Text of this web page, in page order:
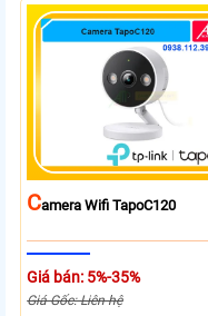
CAmera Wifi TapoC120
Giá bán: 5%-35%
Giá Gốc: Liên hệ